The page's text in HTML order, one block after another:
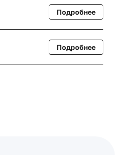
Подробнее
Подробнее